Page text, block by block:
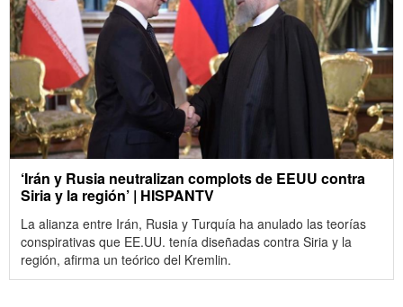
‘Irán y Rusia neutralizan complots de EEUU contra
Siria y la región’ | HISPANTV
La alianza entre Irán, Rusia y Turquía ha anulado las teorías
conspirativas que EE.UU. tenía diseñadas contra Siria y la
región, afirma un teórico del Kremlin.